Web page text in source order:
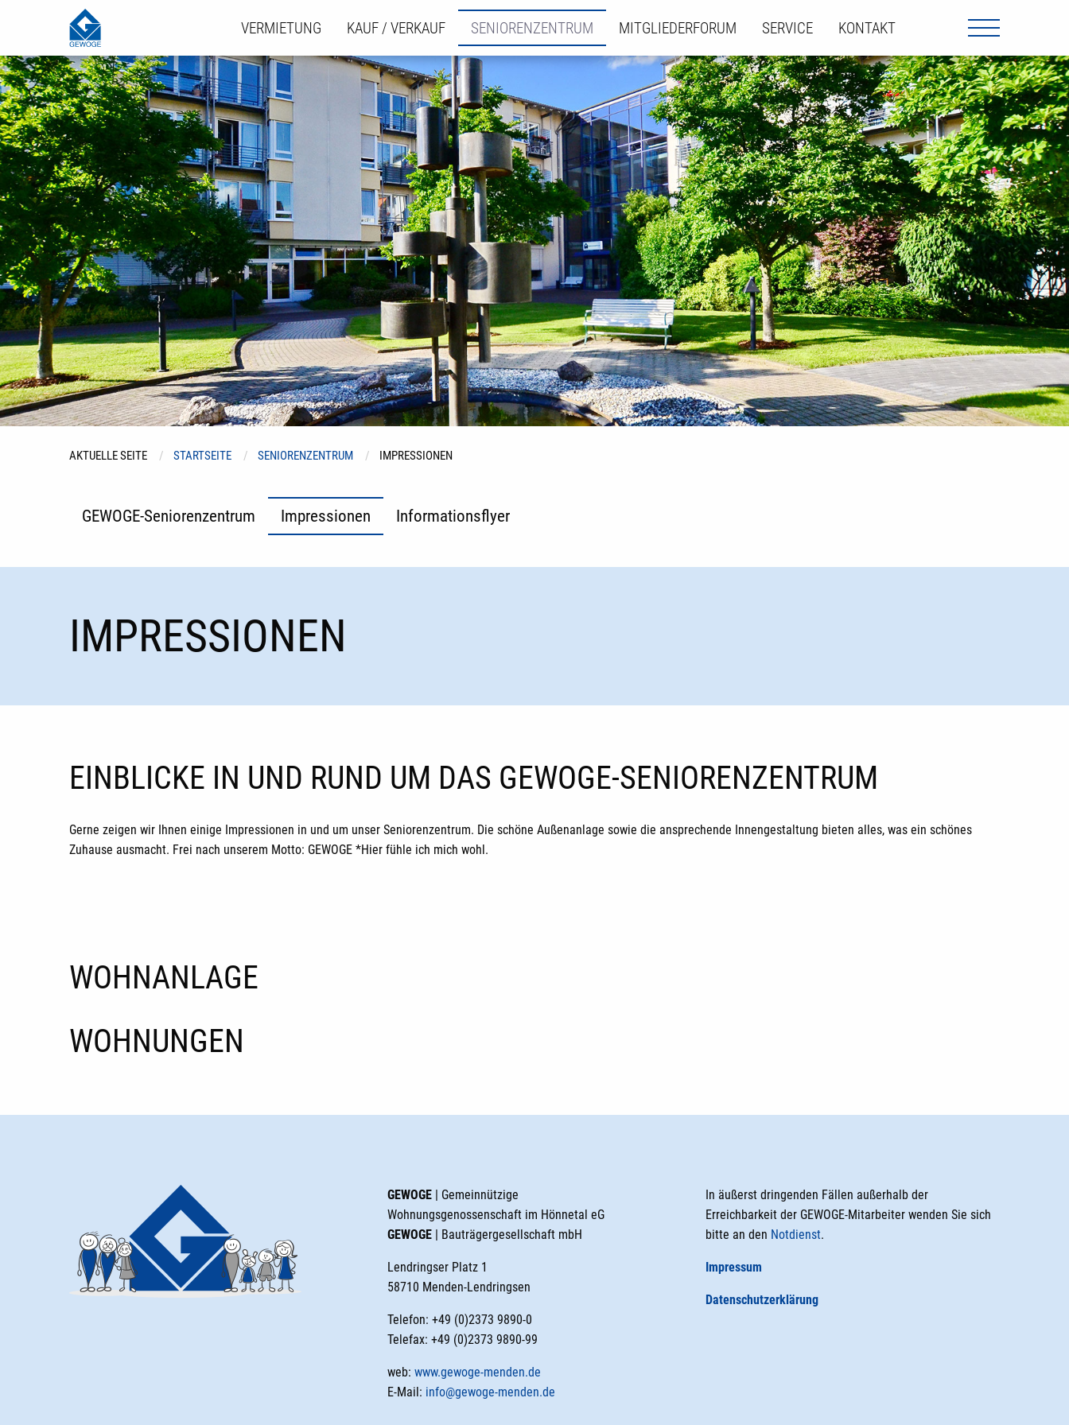
VERMIETUNG KAUF / VERKAUF SENIORENZENTRUM MITGLIEDERFORUM SERVICE KONTAKT
AKTUELLE SEITE STARTSEITE SENIORENZENTRUM IMPRESSIONEN
GEWOGE-Seniorenzentrum Impressionen Informationsflyer
IMPRESSIONEN
EINBLICKE IN UND RUND UM DAS GEWOGE-SENIORENZENTRUM
Gerne zeigen wir Ihnen einige Impressionen in und um unser Seniorenzentrum. Die schöne Außenanlage sowie die ansprechende Innengestaltung bieten alles, was ein schönes
Zuhause ausmacht. Frei nach unserem Motto: GEWOGE *Hier fühle ich mich wohl.
WOHNANLAGE
WOHNUNGEN
GEWOGE| Gemeinnützige
Wohnungsgenossenschaft im Hönnetal eG
GEWOGE| Bauträgergesellschaft mbH
Lendringser Platz 1
58710 Menden-Lendringsen
Telefon: +49 (0)2373 9890-0
Telefax: +49 (0)2373 9890-99
web: www.gewoge-menden.de
E-Mail: info@gewoge-menden.de
In äußerst dringenden Fällen außerhalb der
Erreichbarkeit der GEWOGE-Mitarbeiter wenden Sie sich
bitte an den Notdienst.
Impressum
Datenschutzerklärung